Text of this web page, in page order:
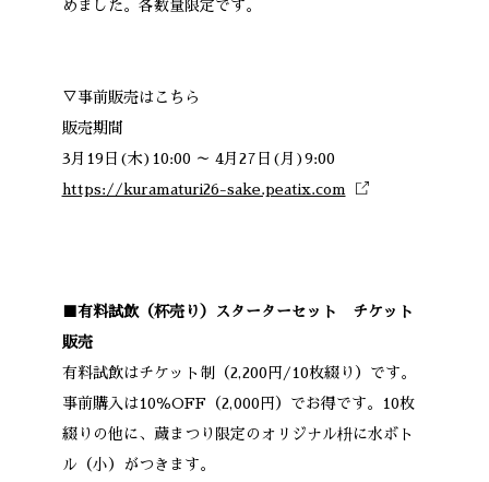
めました。各数量限定です。
▽事前販売はこちら
販売期間
3月19日(木)10:00 ～ 4月27日(月)9:00
https://kuramaturi26-sake.peatix.com
■有料試飲（杯売り）スターターセット チケット
販売
有料試飲はチケット制（2,200円/10枚綴り）です。
事前購入は10％OFF（2,000円）でお得です。10枚
綴りの他に、蔵まつり限定のオリジナル枡に水ボト
ル（小）がつきます。